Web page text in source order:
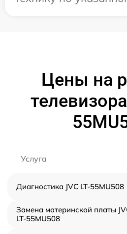
Цены на
Услуга
Диагностика JVC LT-55MU508
Замена материнской платы
LT-55MU508